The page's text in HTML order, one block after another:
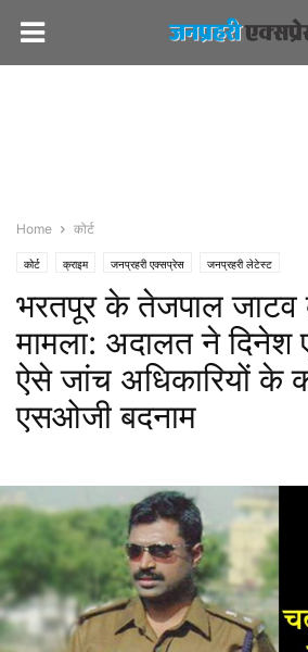
Home कोर्ट
कोर्ट क्राइम जनप्रहरी एक्सप्रेस जनप्रहरी लेटेस्ट
भरतपूर के तेजपाल जाटव
मामला: अदालत ने दिनेश
ऐसे जांच अधिकारियों के
एसओजी बदनाम